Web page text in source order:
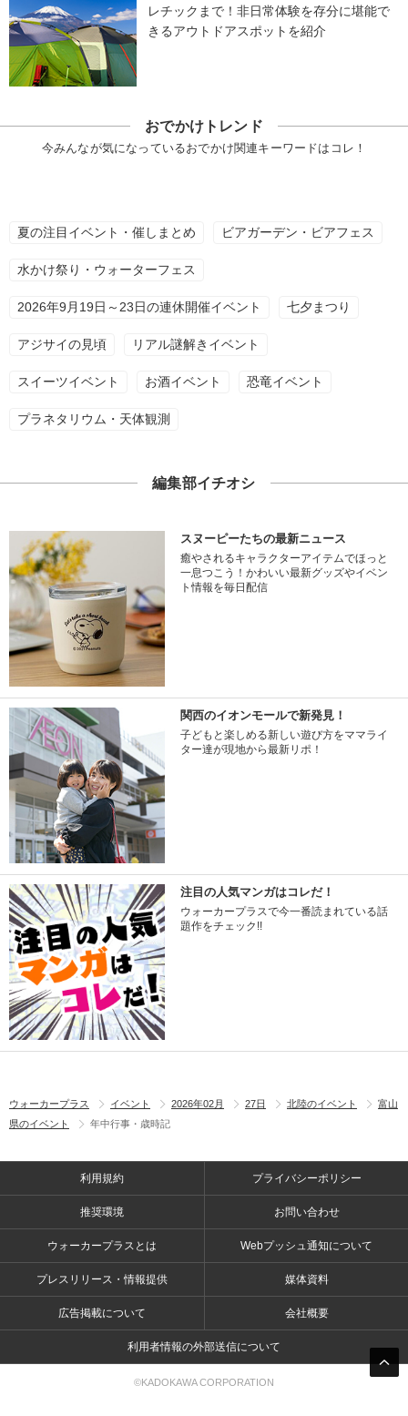
レチックまで！非日常体験を存分に堪能で
きるアウトドアスポットを紹介
おでかけトレンド
今みんなが気になっているおでかけ関連キーワードはコレ！
夏の注目イベント・催しまとめ ビアガーデン・ビアフェス
水かけ祭り・ウォーターフェス
2026年9月19日～23日の連休開催イベント 七夕まつり
アジサイの見頃 リアル謎解きイベント
スイーツイベント お酒イベント 恐竜イベント
プラネタリウム・天体観測
編集部イチオシ
スヌーピーたちの最新ニュース
癒やされるキャラクターアイテムでほっと
一息つこう！かわいい最新グッズやイベン
ト情報を毎日配信
関西のイオンモールで新発見！
子どもと楽しめる新しい遊び方をママライ
ター達が現地から最新リポ！
注目の人気マンガはコレだ！
ウォーカープラスで今一番読まれている話
題作をチェック!!
ウォーカープラス イベント 2026年02月 27日 北陸のイベント
富山
県のイベント
年中行事・歳時記
利用規約 プライバシーポリシー
推奨環境 お問い合わせ
ウォーカープラスとは Webプッシュ通知について
プレスリリース・情報提供 媒体資料
広告掲載について 会社概要
利用者情報の外部送信について
©KADOKAWA CORPORATION